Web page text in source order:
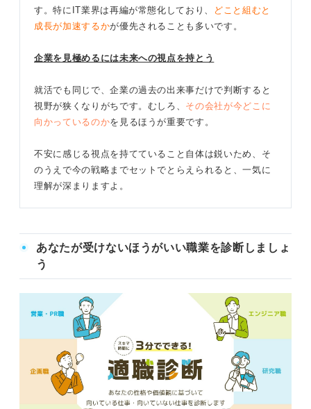
す。特にIT業界は再編が常態化しており、
どこと組むと
成長が加速するかが優先されることも多いです。
企業を見極めるには未来への視点を持とう
就活でも同じで、企業の過去の出来事だけで判断すると
視野が狭くなりがちです。むしろ、 その会社が今どこに
向かっているのかを見るほうが重要です。
不安に感じる視点を持てていること自体は鋭いため、そ
のうえで今の戦略までセットでとらえられると、一気に
理解が深まりますよ。
あなたが受けないほうがいい職業を診断しましょ
う